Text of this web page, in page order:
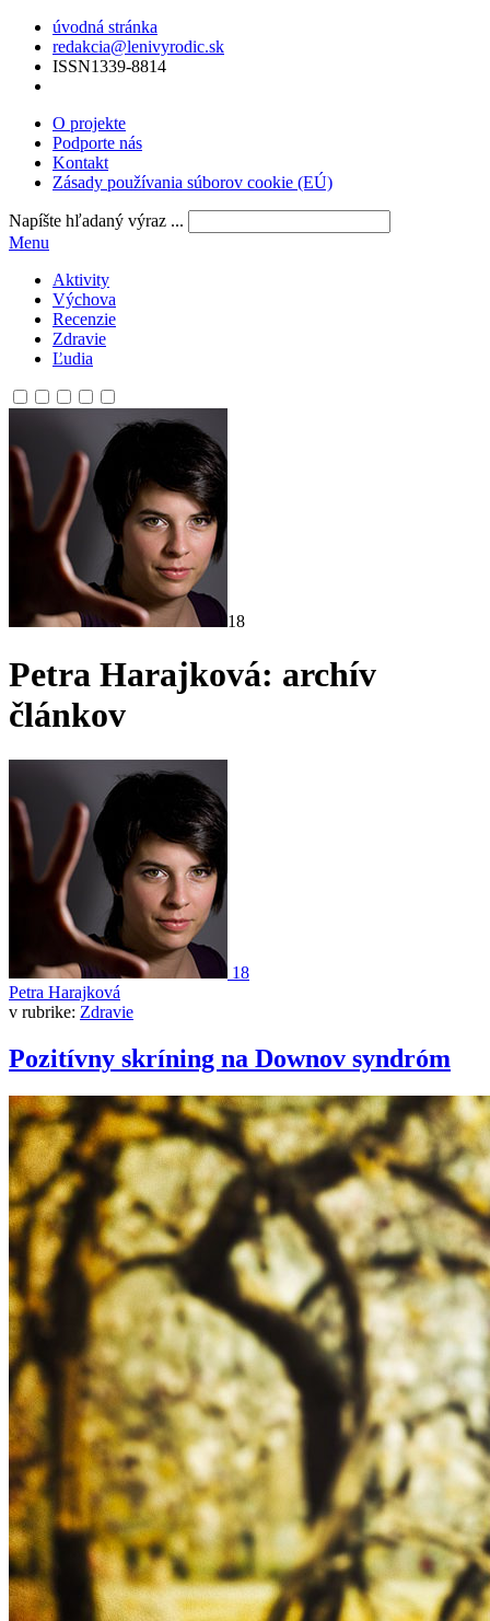
úvodná stránka
redakcia@lenivyrodic.sk
ISSN1339-8814
O projekte
Podporte nás
Kontakt
Zásady používania súborov cookie (EÚ)
Napíšte hľadaný výraz ...
Menu
Aktivity
Výchova
Recenzie
Zdravie
Ľudia
18
Petra Harajková: archív
článkov
18
Petra Harajková
v rubrike: Zdravie
Pozitívny skríning na Downov syndróm